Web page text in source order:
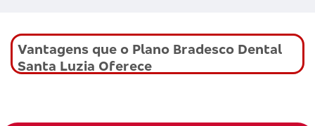
Vantagens que o Plano Bradesco Dental
Santa Luzia Oferece